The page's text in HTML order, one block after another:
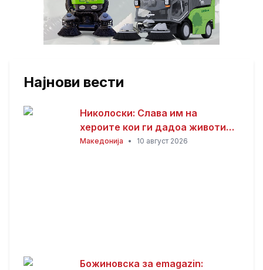
Најнови вести
Николоски: Слава им на
хероите кои ги дадоа животите
за Македонија
Македонија • 10 август 2026
Божиновска за emagazin: